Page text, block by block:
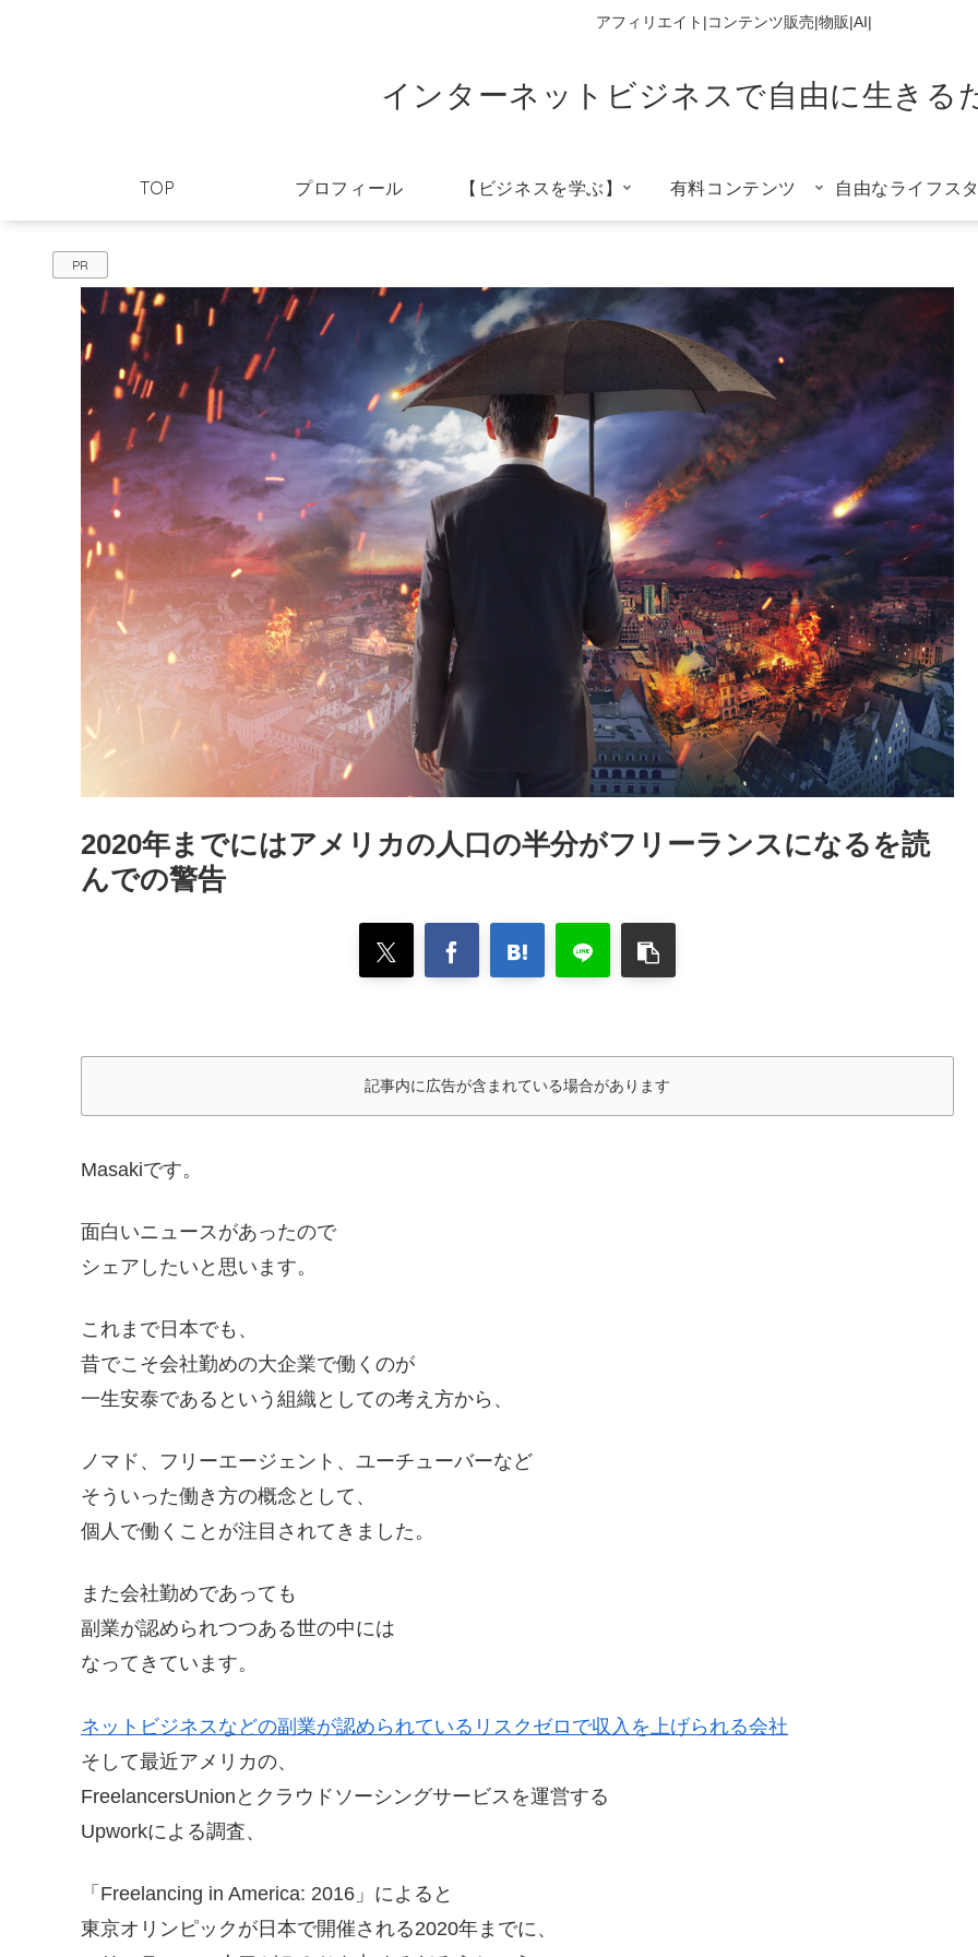
アフィリエイト|コンテンツ販売|物販|AI|
インターネットビジネスで自由に生きる
TOP プロフィール 【ビジネスを学ぶ】 有料コンテンツ 自由なライフス
PR
2020年までにはアメリカの人口の半分がフリーランスになるを読
んでの警告
記事内に広告が含まれている場合があります
Masakiです。
面白いニュースがあったので
シェアしたいと思います。
これまで日本でも、
昔でこそ会社勤めの大企業で働くのが
一生安泰であるという組織としての考え方から、
ノマド、フリーエージェント、ユーチューバーなど
そういった働き方の概念として、
個人で働くことが注目されてきました。
また会社勤めであっても
副業が認められつつある世の中には
なってきています。
ネットビジネスなどの副業が認められているリスクゼロで収入を上げられる会社
そして最近アメリカの、
FreelancersUnionとクラウドソーシングサービスを運営する
Upworkによる調査、
「Freelancing in America: 2016」によると
東京オリンピックが日本で開催される2020年までに、